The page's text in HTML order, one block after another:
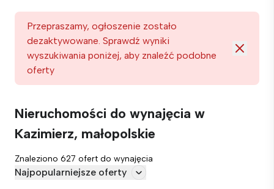
Przepraszamy, ogłoszenie zostało
dezaktywowane. Sprawdź wyniki
wyszukiwania poniżej, aby znaleźć podobne
oferty
Nieruchomości do wynajęcia w
Kazimierz, małopolskie
Znaleziono 627 ofert do wynajęcia
Najpopularniejsze oferty